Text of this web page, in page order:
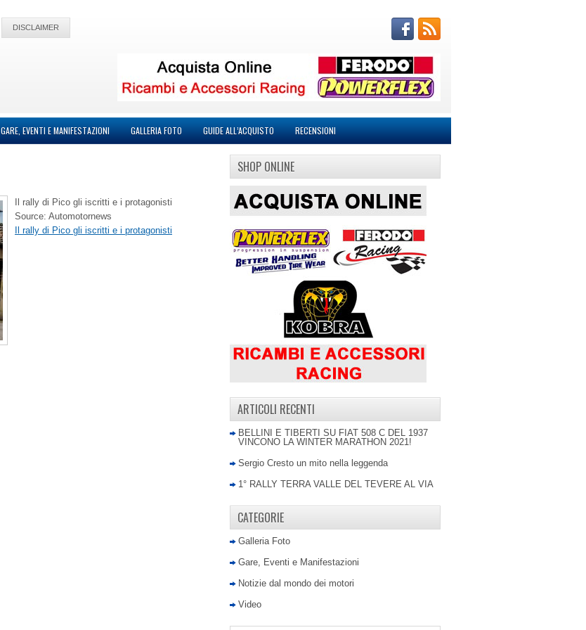
DISCLAIMER
GARE, EVENTI E MANIFESTAZIONI GALLERIA FOTO GUIDE ALL’ACQUISTO RECENSIONI
Il rally di Pico gli iscritti e i protagonisti
Source: Automotornews
Il rally di Pico gli iscritti e i protagonisti
SHOP ONLINE
ARTICOLI RECENTI
BELLINI E TIBERTI SU FIAT 508 C DEL 1937
VINCONO LA WINTER MARATHON 2021!
Sergio Cresto un mito nella leggenda
1° RALLY TERRA VALLE DEL TEVERE AL VIA
CATEGORIE
Galleria Foto
Gare, Eventi e Manifestazioni
Notizie dal mondo dei motori
Video